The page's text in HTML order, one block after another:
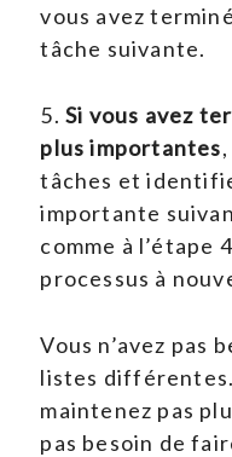
vous avez
tâche suivante.
5.Si vous avez
plus importantes
tâches et
importante
comme à l’étape
processus à
Vous n’avez pas
listes
maintenez pas
pas besoin de